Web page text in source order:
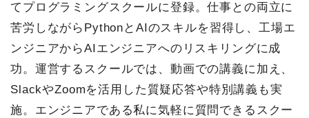
てプログラミングスクールに登録。仕事との両立に
苦労しながらPythonとAIのスキルを習得し、工場エ
ンジニアからAIエンジニアへのリスキリングに成
功。運営するスクールでは、動画での講義に加え、
SlackやZoomを活用した質疑応答や特別講義も実
施。エンジニアである私に気軽に質問できるスクー